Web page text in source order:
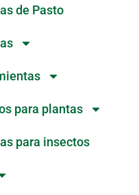
de Pasto
para plantas
para insectos